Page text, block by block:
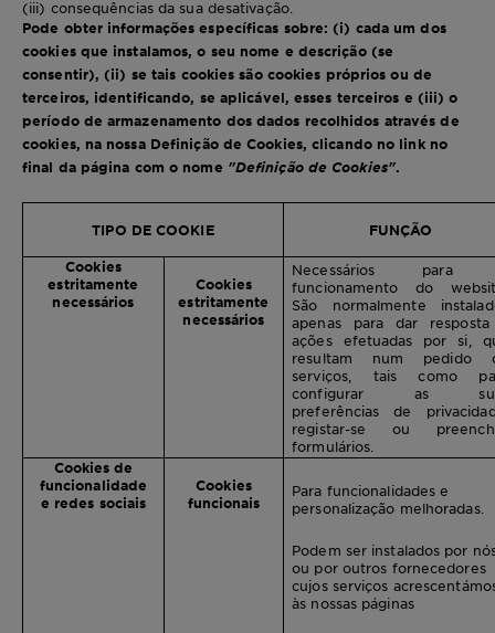
(iii) consequências da sua desativação.
Pode obter informações específicas sobre: (i) cada um dos
cookies que instalamos, o seu nome e descrição (se
consentir), (ii) se tais cookies são cookies próprios ou de
terceiros, identificando, se aplicável, esses terceiros e (iii) o
período de armazenamento dos dados recolhidos através de
cookies, na nossa Definição de Cookies, clicando no link no
final da página com o nome "Definição de Cookies".
TIPO DE COOKIE FUNÇÃO
Cookies
estritamente
necessários
Cookies
estritamente
necessários
Necessários para
funcionamento do
São normalmente
apenas para dar
ações efetuadas por si,
resultam num pedido
serviços, tais como
configurar as
preferências de
registar-se ou
formulários.
Cookies de
funcionalidade
e redes sociais
Cookies
funcionais
Para funcionalidades e
personalização melhoradas.
Podem ser instalados por
ou por outros fornecedores
cujos serviços
às nossas páginas